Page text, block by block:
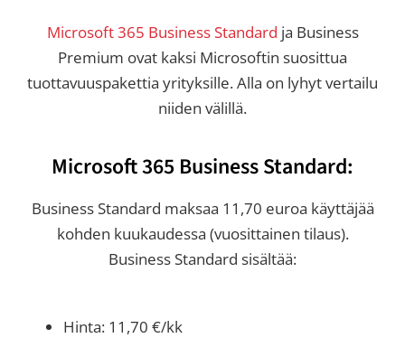
Microsoft 365 Business Standard ja Business
Premium ovat kaksi Microsoftin suosittua
tuottavuuspakettia yrityksille. Alla on lyhyt vertailu
niiden välillä.
Microsoft 365 Business Standard:
Business Standard maksaa 11,70 euroa käyttäjää
kohden kuukaudessa (vuosittainen tilaus).
Business Standard sisältää:
Hinta: 11,70 €/kk